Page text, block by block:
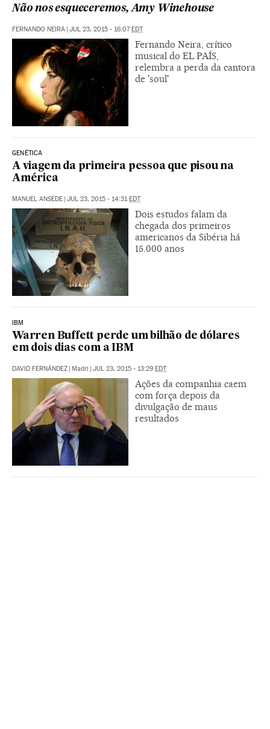
Não nos esqueceremos, Amy Winehouse
FERNANDO NEIRA | JUL 23, 2015 - 16:07EDT
Fernando Neira, crítico
musical do EL PAÍS,
relembra a perda da cantora
de 'soul'
GENÉTICA
A viagem da primeira pessoa que pisou na
América
MANUEL ANSEDE | JUL 23, 2015 - 14:31EDT
Dois estudos falam da
chegada dos primeiros
americanos da Sibéria há
15.000 anos
IBM
Warren Buffett perde um bilhão de dólares
em dois dias com a IBM
DAVID FERNÁNDEZ | Madri | JUL 23, 2015 - 13:29 EDT
Ações da companhia caem
com força depois da
divulgação de maus
resultados